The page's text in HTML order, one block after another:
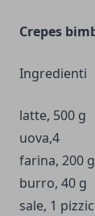
Crepes
Ingredienti
latte, 500 g
uova,4
farina, 200 g
burro, 40 g
sale, 1